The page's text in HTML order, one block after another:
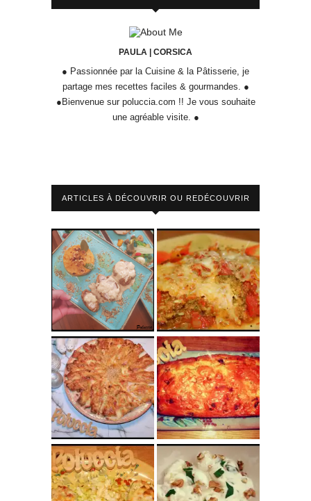
PAULA | CORSICA
● Passionnée par la Cuisine & la Pâtisserie, je
partage mes recettes faciles & gourmandes. ●
●Bienvenue sur poluccia.com !! Je vous souhaite
une agréable visite. ●
ARTICLES À DÉCOUVRIR OU REDÉCOUVRIR